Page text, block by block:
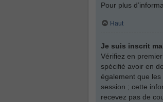
Pour plus
Haut
Je suis inscrit
Vérifiez en
spécifié avoir en
également que
session ; cette
recevez pas de